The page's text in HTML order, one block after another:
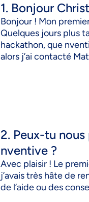
1. Bonjour
Bonjour ! Mon
Quelques jours plus
hackathon, que
alors j’ai contacté
2. Peux-tu
nventive ?
Avec plaisir ! Le
j’avais très hâte de
de l’aide ou des